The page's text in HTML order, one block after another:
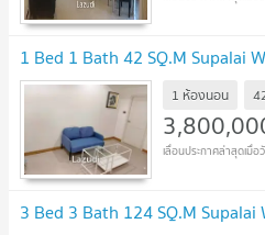
1 Bed 1 Bath 42 SQ.M Supalai
1 ห้องนอน
3 Bed 3 Bath 124 SQ.M